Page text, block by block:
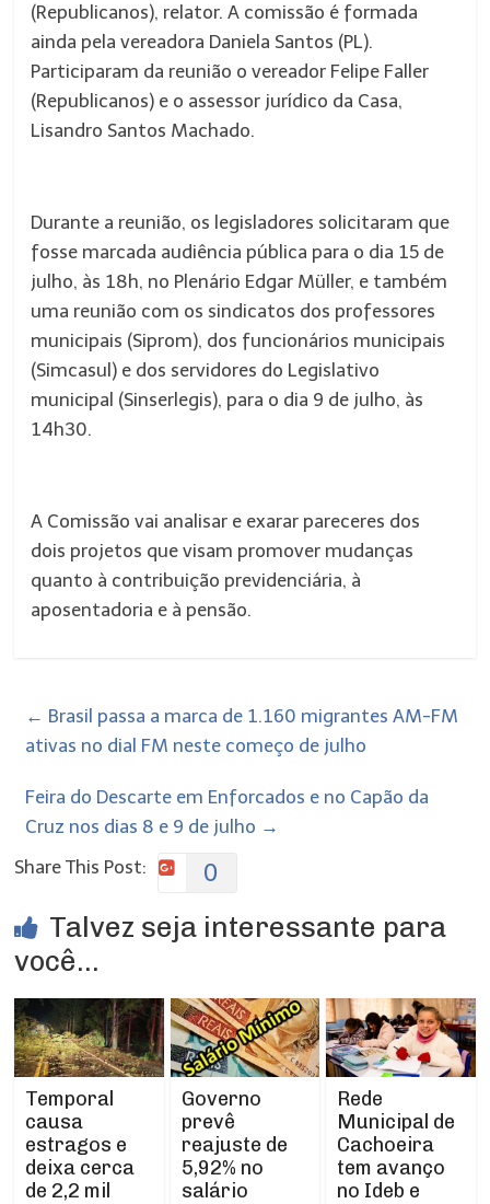
(Republicanos), relator. A comissão é formada
ainda pela vereadora Daniela Santos (PL).
Participaram da reunião o vereador Felipe Faller
(Republicanos) e o assessor jurídico da Casa,
Lisandro Santos Machado.
Durante a reunião, os legisladores solicitaram que
fosse marcada audiência pública para o dia 15 de
julho, às 18h, no Plenário Edgar Müller, e também
uma reunião com os sindicatos dos professores
municipais (Siprom), dos funcionários municipais
(Simcasul) e dos servidores do Legislativo
municipal (Sinserlegis), para o dia 9 de julho, às
14h30.
A Comissão vai analisar e exarar pareceres dos
dois projetos que visam promover mudanças
quanto à contribuição previdenciária, à
aposentadoria e à pensão.
← Brasil passa a marca de 1.160 migrantes AM-FM
ativas no dial FM neste começo de julho
​Feira do Descarte em Enforcados e no Capão da
Cruz nos dias 8 e 9 de julho →
Share This Post:
0
Talvez seja interessante para
você...
Temporal
causa
estragos e
deixa cerca
de 2,2 mil
Governo
prevê
reajuste de
5,92% no
salário
Rede
Municipal de
Cachoeira
tem avanço
no Ideb e